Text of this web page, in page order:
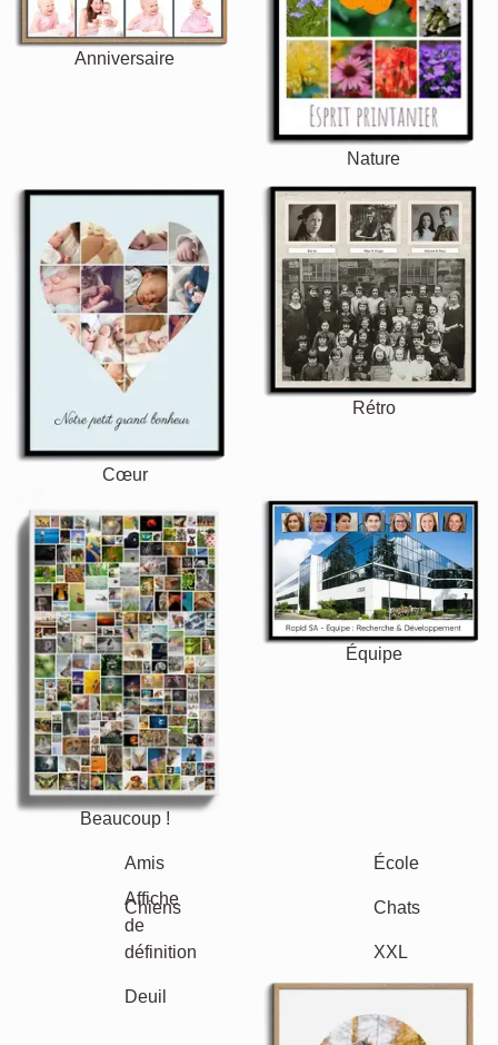
Anniversaire
Nature
Cœur
Rétro
Beaucoup !
Équipe